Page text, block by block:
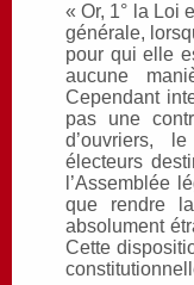
« Or, 1° la Loi
générale,
pour qui elle
aucune
Cependant
pas une
d’ouvriers,
électeurs
l’Assemblée
que rendre
absolument
Cette